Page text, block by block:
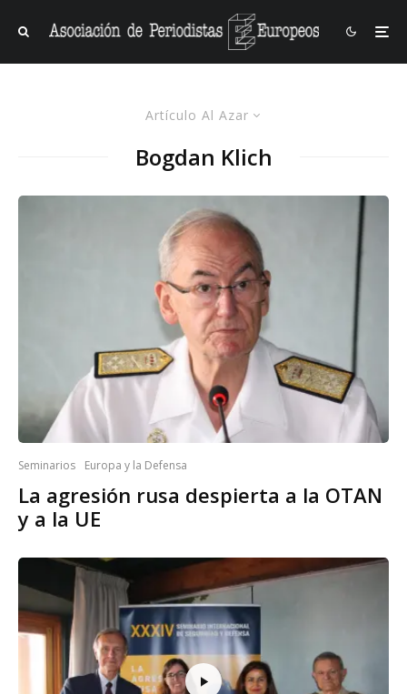
Artículo Al Azar
Bogdan Klich
Seminarios Europa y la Defensa
La agresión rusa despierta a la OTAN
y a la UE